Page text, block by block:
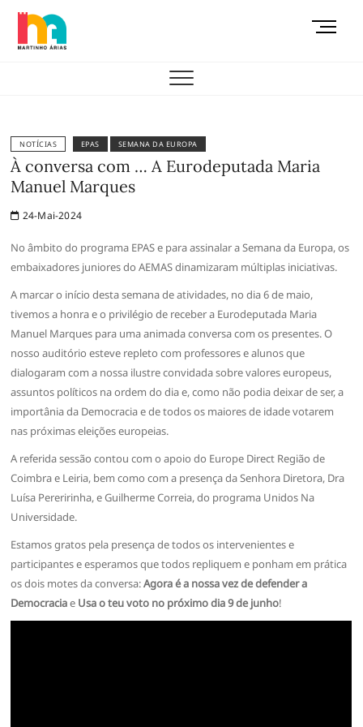
Skip
content
M
NOTÍCIAS EPAS SEMANA DA EUROPA
À conversa com … A Eurodeputada Maria
Manuel Marques
24-Mai-2024
No âmbito do programa EPAS e para assinalar a Semana da Europa, os
embaixadores juniores do AEMAS dinamizaram múltiplas iniciativas.
A marcar o início desta semana de atividades, no dia 6 de maio,
tivemos a honra e o privilégio de receber a Eurodeputada Maria
Manuel Marques para uma animada conversa com os presentes. O
nosso auditório esteve repleto com professores e alunos que
dialogaram com a nossa ilustre convidada sobre valores europeus,
assuntos políticos na ordem do dia e, como não podia deixar de ser, a
importânia da Democracia e de todos os maiores de idade votarem
nas próximas eleições europeias.
A referida sessão contou com o apoio do Europe Direct Região de
Coimbra e Leiria, bem como com a presença da Senhora Diretora, Dra
Luísa Pereririnha, e Guilherme Correia, do programa Unidos Na
Universidade.
Estamos gratos pela presença de todos os intervenientes e
participantes e esperamos que todos repliquem e ponham em prática
os dois motes da conversa:Agora é a nossa vez de defender a
Democraciae Usa o teu voto no próximo dia 9 de junho!